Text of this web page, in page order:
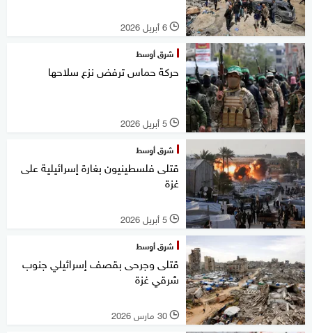
l 6 أبريل 2026
شرق أوسط
حركة حماس ترفض نزع سلاحها
l 5 أبريل 2026
شرق أوسط
قتلى فلسطينيون بغارة إسرائيلية على
غزة
l 5 أبريل 2026
شرق أوسط
قتلى وجرحى بقصف إسرائيلي جنوب
شرقي غزة
l 30 مارس 2026